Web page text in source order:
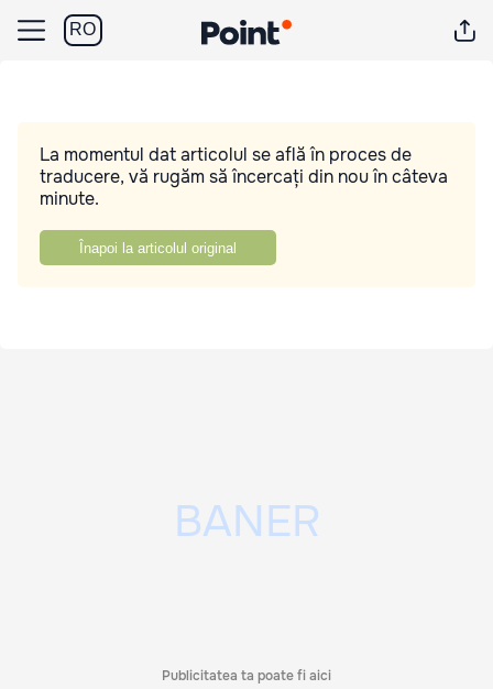
RO
La momentul dat articolul se află în proces de
traducere, vă rugăm să încercați din nou în câteva
minute.
Înapoi la articolul original
Publicitatea ta poate fi aici